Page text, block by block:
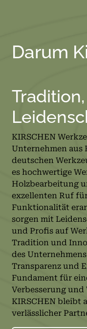
Darum
KIRSCHEN
Unternehmen aus
deutschen
es hochwertige
Holzbearbeitung
exzellenten Ruf
Funktionalität
sorgen mit
und Profis auf
Tradition und
des
Transparenz und
Fundament für
Verbesserung
KIRSCHEN bleibt
verlässlicher